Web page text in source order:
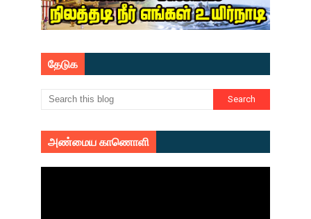
தேடுக
அண்மைய காணொளி